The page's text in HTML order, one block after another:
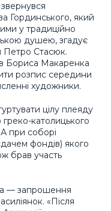
Гординського, який
у традиційно
душею, згадує
Петро Стасюк.
Бориса Макаренка
розпис середини
художники.
цілу плеяду
католицького
А при соборі
фондів) якого
брав участь
— запрошення
«Після